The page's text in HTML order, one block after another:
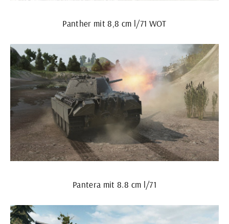
Panther mit 8,8 cm l/71 WOT
Pantera mit 8.8 cm l/71